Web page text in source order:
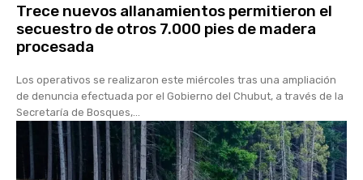
Trece nuevos allanamientos permitieron el
secuestro de otros 7.000 pies de madera
procesada
Los operativos se realizaron este miércoles tras una ampliación
de denuncia efectuada por el Gobierno del Chubut, a través de la
Secretaría de Bosques,...